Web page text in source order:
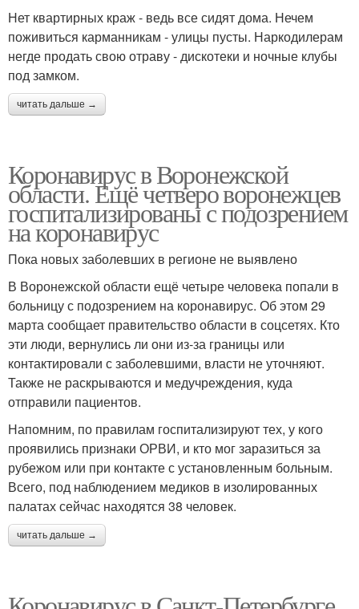
Нет квартирных краж - ведь все сидят дома. Нечем
поживиться карманникам - улицы пусты. Наркодилерам
негде продать свою отраву - дискотеки и ночные клубы
под замком.
читать дальше →
Коронавирус в Воронежской
области. Ещё четверо воронежцев
госпитализированы с подозрением
на коронавирус
Пока новых заболевших в регионе не выявлено
В Воронежской области ещё четыре человека попали в
больницу с подозрением на коронавирус. Об этом 29
марта сообщает правительство области в соцсетях. Кто
эти люди, вернулись ли они из-за границы или
контактировали с заболевшими, власти не уточняют.
Также не раскрываются и медучреждения, куда
отправили пациентов.
Напомним, по правилам госпитализируют тех, у кого
проявились признаки ОРВИ, и кто мог заразиться за
рубежом или при контакте с установленным больным.
Всего, под наблюдением медиков в изолированных
палатах сейчас находятся 38 человек.
читать дальше →